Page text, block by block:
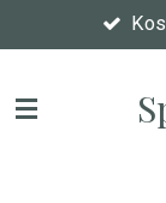
Hauptinhalt